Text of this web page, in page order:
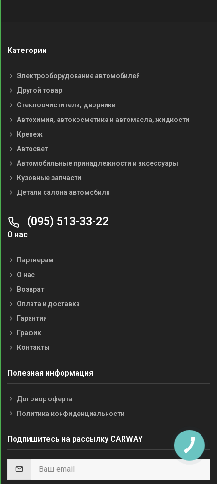
Категории
Электрооборудование автомобилей
Другой товар
Стеклоочистители, дворники
Автохимия, автокосметика и автомасла, жидкости
Крепеж
Автосвет
Автомобильные принадлежности и аксессуары
Кузовные запчасти
Детали салона автомобиля
(095) 513-33-22
О нас
Партнерам
О нас
Возврат
Оплата и доставка
Гарантии
График
Контакты
Полезная информация
Договор оферта
Политика конфиденциальности
Подпишитесь на рассылку CARWAY